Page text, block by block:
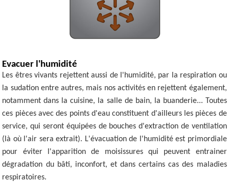
Evacuer l'humidité
Les êtres vivants rejettent aussi de l'humidité, par la respiration ou
la sudation entre autres, mais nos activités en rejettent également,
notamment dans la cuisine, la salle de bain, la buanderie... Toutes
ces pièces avec des points d'eau constituent d'ailleurs les pièces de
service, qui seront équipées de bouches d'extraction de ventilation
(là où l'air sera extrait). L'évacuation de l'humidité est primordiale
pour éviter l'apparition de moisissures qui peuvent entrainer
dégradation du bâti, inconfort, et dans certains cas des maladies
respiratoires.